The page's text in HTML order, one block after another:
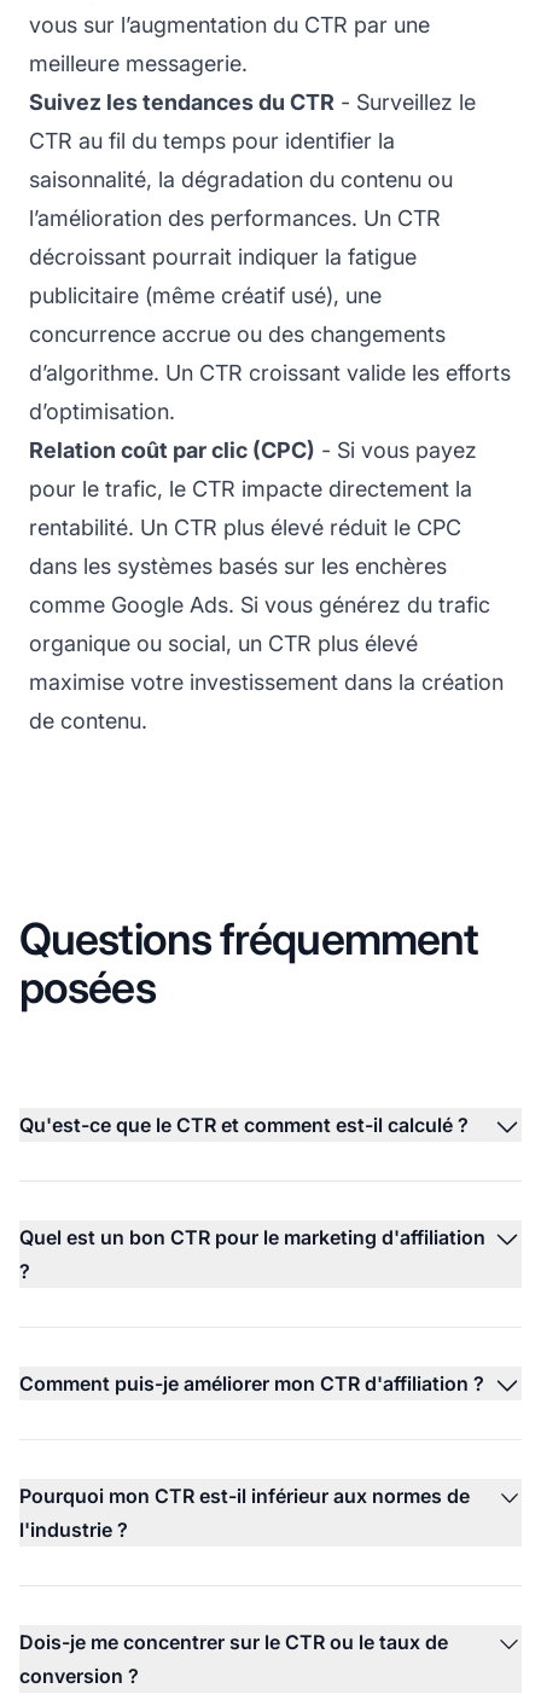
vous sur l’augmentation du CTR par une
meilleure messagerie.
Suivez les tendances du CTR - Surveillez le
CTR au fil du temps pour identifier la
saisonnalité, la dégradation du contenu ou
l’amélioration des performances. Un CTR
décroissant pourrait indiquer la fatigue
publicitaire (même créatif usé), une
concurrence accrue ou des changements
d’algorithme. Un CTR croissant valide les efforts
d’optimisation.
Relation coût par clic (CPC) - Si vous payez
pour le trafic, le CTR impacte directement la
rentabilité. Un CTR plus élevé réduit le CPC
dans les systèmes basés sur les enchères
comme Google Ads. Si vous générez du trafic
organique ou social, un CTR plus élevé
maximise votre investissement dans la création
de contenu.
Questions fréquemment
posées
Qu'est-ce que le CTR et comment est-il calculé ?
Quel est un bon CTR pour le marketing d'affiliation
?
Comment puis-je améliorer mon CTR d'affiliation ?
Pourquoi mon CTR est-il inférieur aux normes de
l'industrie ?
Dois-je me concentrer sur le CTR ou le taux de
conversion ?